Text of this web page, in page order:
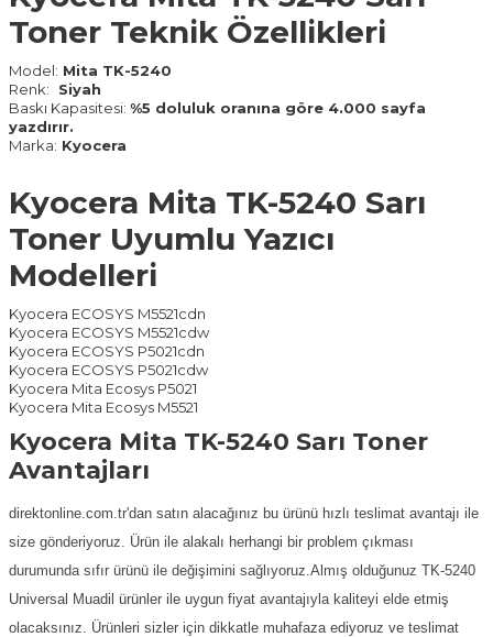
Toner Teknik Özellikleri
Model: Mita TK-5240
Renk: Siyah
Baskı Kapasitesi: %5 doluluk oranına göre 4.000 sayfa
yazdırır.
Marka: Kyocera
Kyocera Mita TK-5240 Sarı
Toner Uyumlu Yazıcı
Modelleri
Kyocera ECOSYS M5521cdn
Kyocera ECOSYS M5521cdw
Kyocera ECOSYS P5021cdn
Kyocera ECOSYS P5021cdw
Kyocera Mita Ecosys P5021
Kyocera Mita Ecosys M5521
Kyocera Mita TK-5240 Sarı Toner
Avantajları
direktonline.com.tr'dan satın alacağınız bu ürünü hızlı teslimat avantajı ile
size gönderiyoruz. Ürün ile alakalı herhangi bir problem çıkması
durumunda sıfır ürünü ile değişimini sağlıyoruz.Almış olduğunuz TK-5240
Universal Muadil ürünler ile uygun fiyat avantajıyla kaliteyi elde etmiş
olacaksınız. Ürünleri sizler için dikkatle muhafaza ediyoruz ve teslimat